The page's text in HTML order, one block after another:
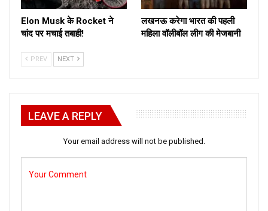
Elon Musk के Rocket ने
चांद पर मचाई तबाही!
लखनऊ करेगा भारत की पहली
महिला वॉलीबॉल लीग की मेजबानी
PREV NEXT
LEAVE A REPLY
Your email address will not be published.